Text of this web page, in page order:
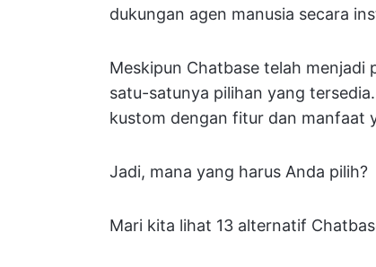
dukungan agen manusia secara
Meskipun Chatbase telah menjadi
satu-satunya pilihan yang
kustom dengan fitur dan manfaat
Jadi, mana yang harus Anda pilih?
Mari kita lihat 13 alternatif